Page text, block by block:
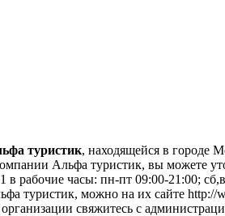
туристик, находящейся в городе
Альфа туристик, вы можете
рабочие часы: пн-пт 09:00-21:00;
туристик, можно на их сайте http://
свяжитесь с